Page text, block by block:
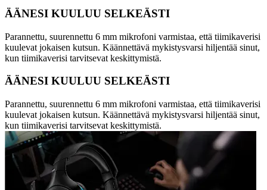
ÄÄNESI KUULUU SELKEÄSTI
Parannettu, suurennettu 6 mm mikrofoni varmistaa, että tiimikaverisi
kuulevat jokaisen kutsun. Käännettävä mykistysvarsi hiljentää sinut,
kun tiimikaverisi tarvitsevat keskittymistä.
ÄÄNESI KUULUU SELKEÄSTI
Parannettu, suurennettu 6 mm mikrofoni varmistaa, että tiimikaverisi
kuulevat jokaisen kutsun. Käännettävä mykistysvarsi hiljentää sinut,
kun tiimikaverisi tarvitsevat keskittymistä.